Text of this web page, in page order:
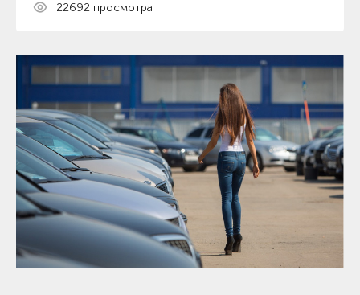
22692 просмотра